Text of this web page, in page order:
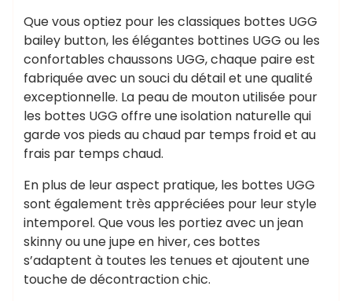
Que vous optiez pour les classiques bottes UGG
bailey button, les élégantes bottines UGG ou les
confortables chaussons UGG, chaque paire est
fabriquée avec un souci du détail et une qualité
exceptionnelle. La peau de mouton utilisée pour
les bottes UGG offre une isolation naturelle qui
garde vos pieds au chaud par temps froid et au
frais par temps chaud.
En plus de leur aspect pratique, les bottes UGG
sont également très appréciées pour leur style
intemporel. Que vous les portiez avec un jean
skinny ou une jupe en hiver, ces bottes
s’adaptent à toutes les tenues et ajoutent une
touche de décontraction chic.